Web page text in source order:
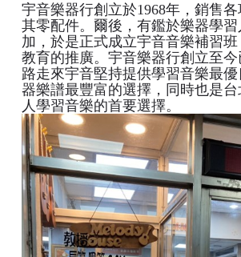
宇音樂器行創立於1968年，銷售
其零配件。爾後，有鑑於樂器學
加，於是正式成立宇音音樂補習
教育的推廣。宇音樂器行創立至今
路走來宇音堅持提供學習音樂最
器樂譜最豐富的選擇， 同時也是
人學習音樂的首要選擇。